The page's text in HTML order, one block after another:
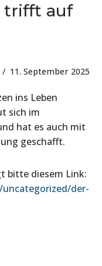
trifft auf
11. September 2025
ins Leben
sich im
hat es auch mit
geschafft.
bitte diesem Link:
der-